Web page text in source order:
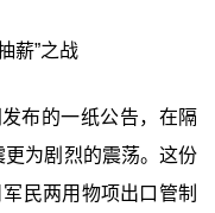
薪”之战
布的一纸公告，在隔
为剧烈的震荡。这份
民两用物项出口管制